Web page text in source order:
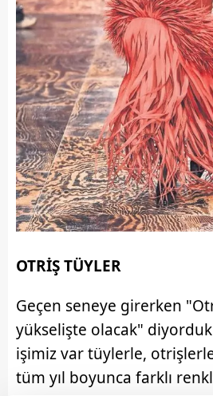
OTRİŞ TÜYLER
Geçen seneye girerken
yükselişte olacak"
işimiz var tüylerle,
tüm yıl boyunca farklı